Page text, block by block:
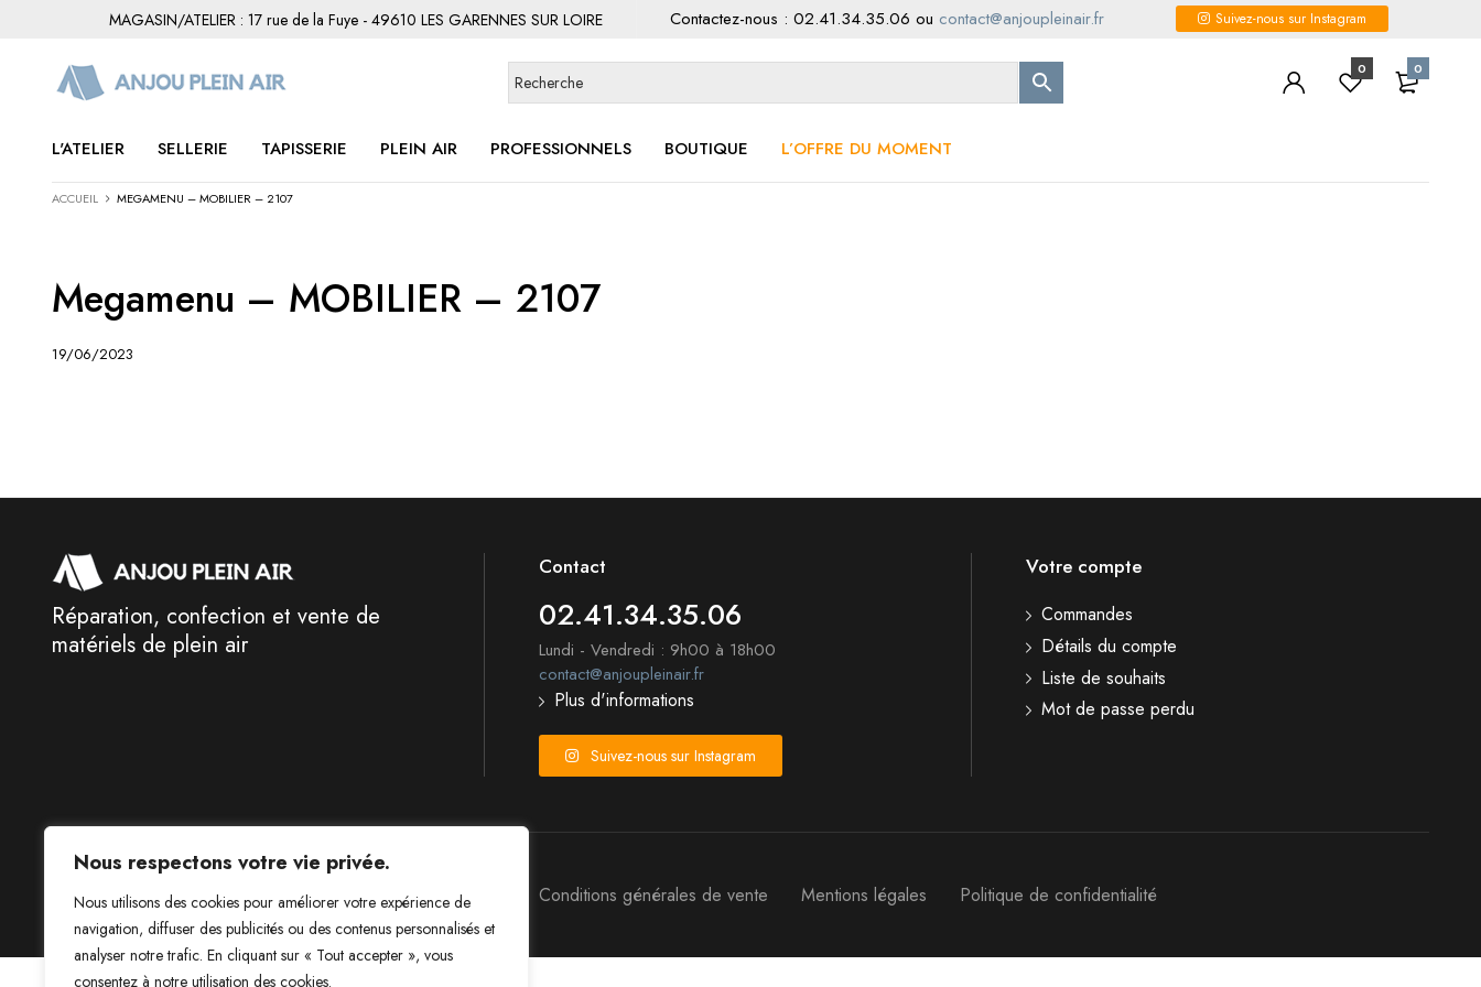
Nous respectons votre vie privée.
Nous utilisons des cookies pour améliorer votre expérience de
navigation, diffuser des publicités ou des contenus personnalisés et
analyser notre trafic. En cliquant sur « Tout accepter », vous
consentez à notre utilisation des cookies.
MAGASIN/ATELIER : 17 rue de la Fuye - 49610 LES GARENNES SUR LOIRE Contactez-nous : 02.41.34.35.06 ou contact@anjoupleinair.fr Suivez-nous sur Instagram
0 0
L'ATELIER SELLERIE TAPISSERIE PLEIN AIR PROFESSIONNELS BOUTIQUE L’OFFRE DU MOMENT
ACCUEIL MEGAMENU – MOBILIER – 2107
Megamenu – MOBILIER – 2107
19/06/2023
Réparation, confection et vente de
matériels de plein air
Contact
02.41.34.35.06
Lundi - Vendredi : 9h00 à 18h00
contact@anjoupleinair.fr
Plus d'informations
Suivez-nous sur Instagram
Votre compte
Commandes
Détails du compte
Liste de souhaits
Mot de passe perdu
Livraison et frais de port Conditions générales de vente Mentions légales Politique de confidentialité